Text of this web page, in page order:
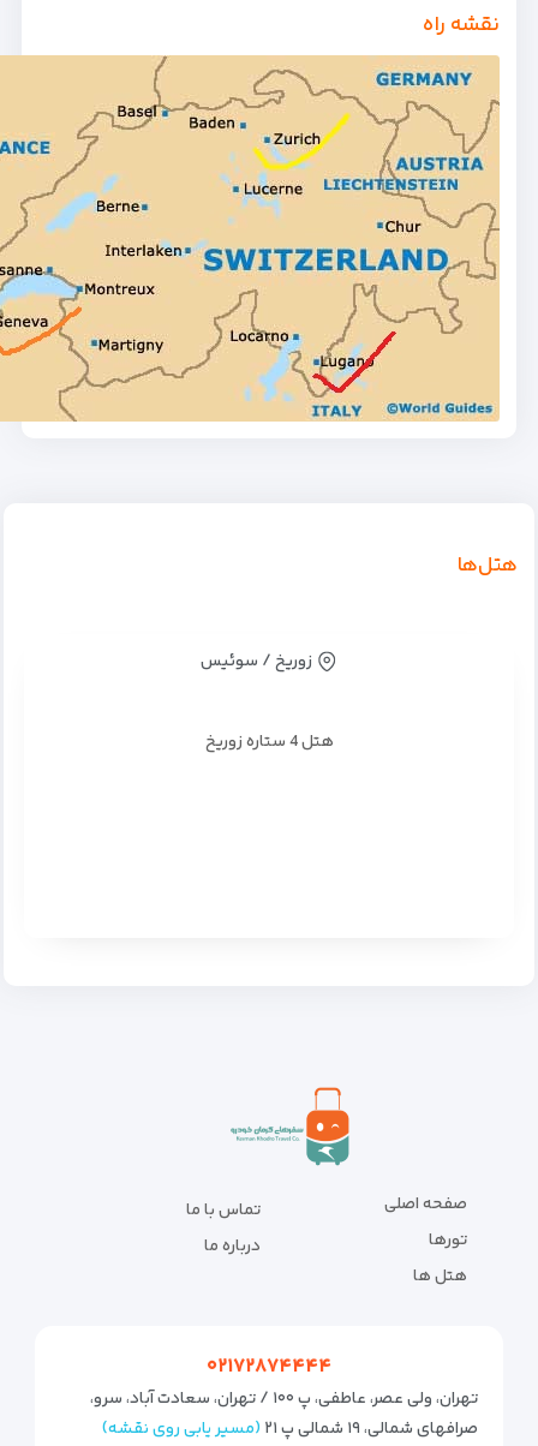
نقشه راه
هتل‌ها
زوریخ / سوئیس
هتل 4 ستاره زوریخ
صفحه اصلی
تورها
هتل ها
تماس با ما
درباره ما
۰۲۱۷۲۸۷۴۴۴۴
تهران، ولی عصر، عاطفی، پ ۱۰۰ / تهران، سعادت آباد، سرو،
صرافهای شمالی، ۱۹ شمالی پ ۲۱
(مسیر یابی روی نقشه)